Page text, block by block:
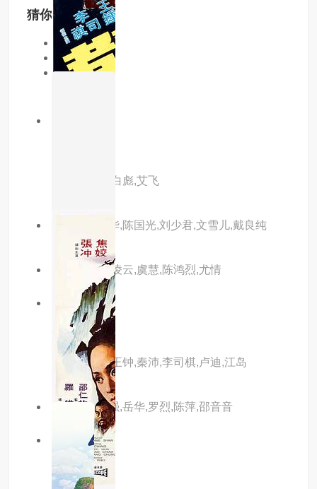
猜你喜欢
同类型
同地区
同年份
主演：狄龙,白彪,艾飞
主演：严秋华,陈国光,刘少君,文雪儿,戴良纯
主演：方盈,凌云,虞慧,陈鸿烈,尤情
已完结
吸毒者
主演：狄龙,王钟,秦沛,李司棋,卢迪,江岛
主演：徐少强,岳华,罗烈,陈萍,邵音音
已完结
閰惜姣